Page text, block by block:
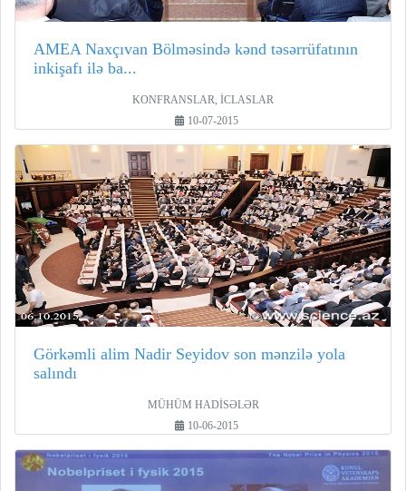
AMEA Naxçıvan Bölməsində kənd təsərrüfatının
inkişafı ilə ba...
KONFRANSLAR, İCLASLAR
10-07-2015
Görkəmli alim Nadir Seyidov son mənzilə yola
salındı
MÜHÜM HADİSƏLƏR
10-06-2015